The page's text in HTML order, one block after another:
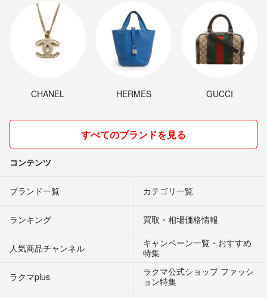
CHANEL HERMES GUCCI
すべてのブランドを見る
コンテンツ
ブランド一覧 カテゴリ一覧
ランキング 買取・相場価格情報
人気商品チャンネル
キャンペーン一覧・おすすめ
特集
ラクマplus
ラクマ公式ショップ ファッシ
ョン特集